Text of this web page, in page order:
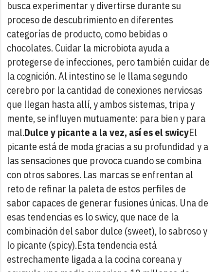
busca experimentar y divertirse durante su
proceso de descubrimiento en diferentes
categorías de producto, como bebidas o
chocolates. Cuidar la microbiota ayuda a
protegerse de infecciones, pero también cuidar de
la cognición. Al intestino se le llama segundo
cerebro por la cantidad de conexiones nerviosas
que llegan hasta allí, y ambos sistemas, tripa y
mente, se influyen mutuamente: para bien y para
mal.Dulce y picante a la vez, así es el swicyEl
picante está de moda gracias a su profundidad y a
las sensaciones que provoca cuando se combina
con otros sabores. Las marcas se enfrentan al
reto de refinar la paleta de estos perfiles de
sabor capaces de generar fusiones únicas. Una de
esas tendencias es lo swicy, que nace de la
combinación del sabor dulce (sweet), lo sabroso y
lo picante (spicy).Esta tendencia está
estrechamente ligada a la cocina coreana y